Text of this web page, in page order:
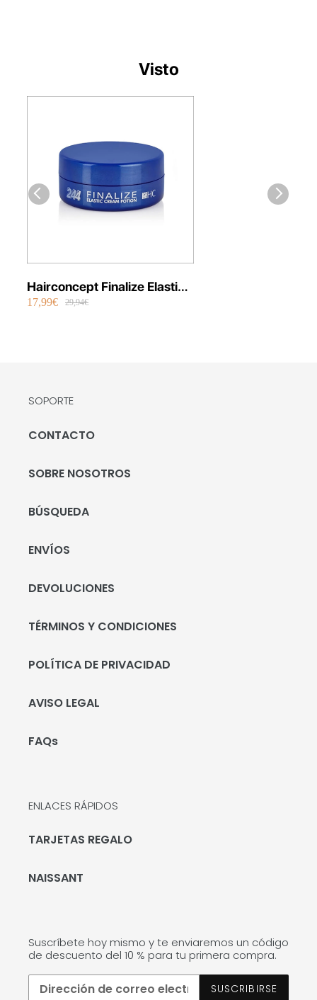
Visto
Hairconcept Finalize Elastic
Cream Potion 244
17,99€ 29,94€
SOPORTE
CONTACTO
SOBRE NOSOTROS
BÚSQUEDA
ENVÍOS
DEVOLUCIONES
TÉRMINOS Y CONDICIONES
POLÍTICA DE PRIVACIDAD
AVISO LEGAL
FAQs
ENLACES RÁPIDOS
TARJETAS REGALO
NAISSANT
Suscríbete hoy mismo y te enviaremos un código
de descuento del 10 % para tu primera compra.
SUSCRIBIRSE